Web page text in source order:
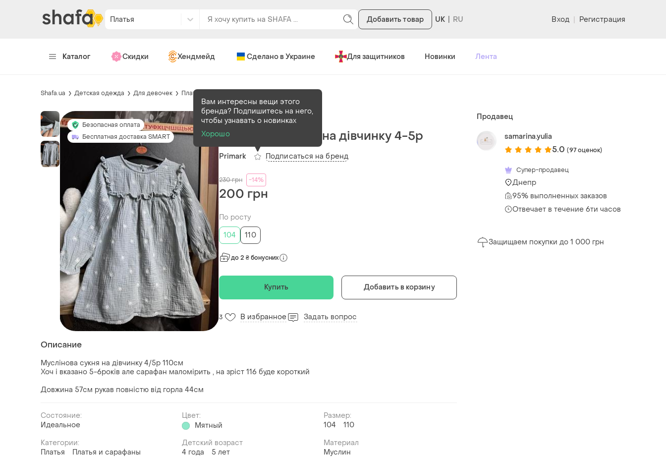
Платья Добавить товар UK Вход | Регистрация
Каталог Скидки Хендмейд Сделано в Украине Для защитников Новинки Лента
Shafa.ua Детская одежда Для девочек Платья и сарафаны
Безопасная оплата
Бесплатная доставка SMART
В наличии1 шт
Муслінова сукня на дівчинку 4-5р
Primark
Вам интересны вещи этого
бренда? Подпишитесь на него,
чтобы узнавать о новинках
Хорошо
Подписаться на бренд
230грн -14%
200 грн
По росту
104
110
до 2 ₴ бонусних
Купить Добавить в корзину
3 В избранное Задать вопрос
Описание
Муслінова сукня на дівчинку 4/5р 110см
Хоч і вказано 5-6років але сарафан маломірить , на зріст 116 буде короткий
Довжина 57см рукав повністю від горла 44см
Состояние:
Идеальное
Цвет:
Мятный
Размер:
104
110
Категории:
Платья
Платья и сарафаны
Детский возраст
4 года
5 лет
Материал
Муслин
Продавец
samarina.yulia
5.0 (97 оценок)
Супер-продавец
Днепр
95% выполненных заказов
Отвечает в течение 6ти часов
Защищаем покупки до 1 000 грн